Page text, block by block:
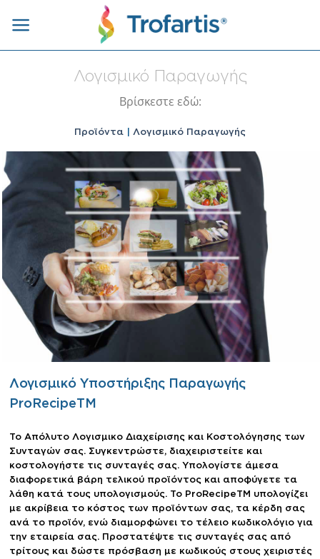
στο
Λογισμικό Παραγωγής
Βρίσκεστε εδώ:
Προϊόντα Λογισμικό Παραγωγής
Λογισμικό Υποστήριξης Παραγωγής
ProRecipeTM
Το Απόλυτο Λογισμικο Διαχείρισης και Κοστολόγησης των
Συνταγών σας. Συγκεντρώστε, διαχειριστείτε και
κοστολογήστε τις συνταγές σας. Υπολογίστε άμεσα
διαφορετικά βάρη τελικού προϊόντος και αποφύγετε τα
λάθη κατά τους υπολογισμούς. Το ProRecipeTM υπολογίζει
με ακρίβεια το κόστος των προϊόντων σας, τα κέρδη σας
ανά το προϊόν, ενώ διαμορφώνει το τέλειο κωδικολόγιο για
την εταιρεία σας. Προστατέψτε τις συνταγές σας από
τρίτους και δώστε πρόσβαση με κωδικούς στους χειριστές